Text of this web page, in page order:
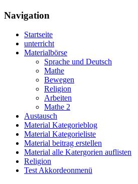
Navigation
Startseite
unterricht
Materialbörse
Sprache und Deutsch
Mathe
Bewegen
Religion
Arbeiten
Mathe 2
Austausch
Material Kategorieblog
Material Kategorieliste
Material beitrag erstellen
Material alle Katergorien auflisten
Religion
Test Akkordeonmenü